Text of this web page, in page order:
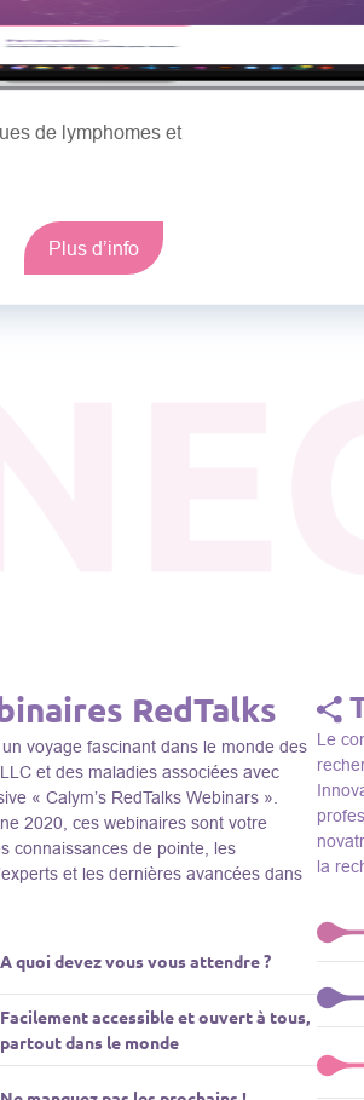
de lymphomes et
Plus d’info
RedTalks
voyage fascinant dans le monde des
et des maladies associées avec
« Calym’s RedTalks Webinars ».
2020, ces webinaires sont votre
connaissances de pointe, les
et les dernières avancées dans
A quoi devez vous vous attendre ?
un monde de l’éducation que nous
de renom comme L. Pasqualucci,
Facilement accessible et ouvert à tous,
partout dans le monde
Le
la
Le
dans
Le